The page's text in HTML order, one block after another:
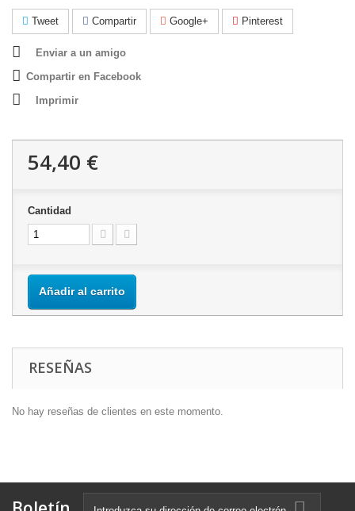
Tweet Compartir Google+ Pinterest
Enviar a un amigo
Compartir en Facebook
Imprimir
54,40 €
Cantidad
Añadir al carrito
RESEÑAS
No hay reseñas de clientes en este momento.